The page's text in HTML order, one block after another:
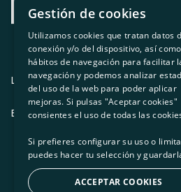
Aurkitu zerbitzurik egokiena
Contacto
Albisteak
Bazkideen txokoa
Prentsa
Gurekin lan egin
Lege-oharraPribatutasun-politika
ES CAGLEU
GL
Gestión de cookies
Utilizamos cookies que tratan datos
conexión y/o del dispositivo, así como
hábitos de navegación para facilitar
navegación y podemos analizar
del uso de la web para poder aplicar
mejoras. Si pulsas "Aceptar cookies"
consientes el uso de todas las
Si prefieres configurar su uso o
puedes hacer tu selección y
ACCEPTAR COOKIES